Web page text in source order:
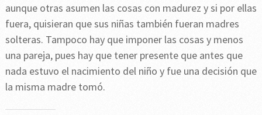
aunque otras asumen las cosas con madurez y si por ellas
fuera, quisieran que sus niñas también fueran madres
solteras. Tampoco hay que imponer las cosas y menos
una pareja, pues hay que tener presente que antes que
nada estuvo el nacimiento del niño y fue una decisión que
la misma madre tomó.